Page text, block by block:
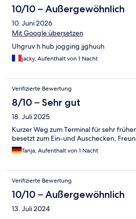
10/10 – Außergewöhnlich
10. Juni 2026
Mit Google übersetzen
Uhgruv h hub jogging jjghuuh
jacky, Aufenthalt von 1 Nacht
Verifizierte Bewertung
8/10 – Sehr gut
18. Juli 2025
Kurzer Weg zum Terminal für sehr
besetzt zum Ein-und Auschecken,
Tanja, Aufenthalt von 1 Nacht
Verifizierte Bewertung
10/10 – Außergewöhnlich
13. Juli 2024